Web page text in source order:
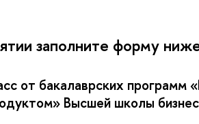
заполните форму
от бакалаврских программ
Высшей школы